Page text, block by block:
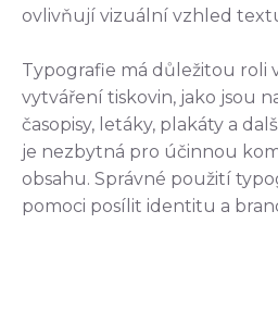
ovlivňují vizuální vzhled
Typografie má důležitou roli
vytváření tiskovin, jako jsou
časopisy, letáky, plakáty a
je nezbytná pro účinnou
obsahu. Správné použití
pomoci posílit identitu a